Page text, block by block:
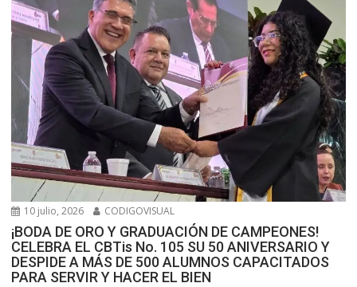
10 julio, 2026 CODIGOVISUAL
¡BODA DE ORO Y GRADUACIÓN DE CAMPEONES!
CELEBRA EL CBTis No. 105 SU 50 ANIVERSARIO Y
DESPIDE A MÁS DE 500 ALUMNOS CAPACITADOS
PARA SERVIR Y HACER EL BIEN